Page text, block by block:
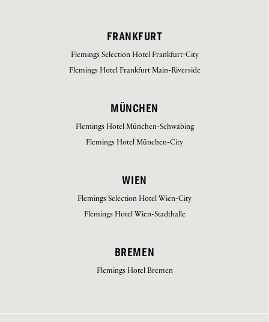
FRANKFURT
Flemings Selection Hotel Frankfurt-City
Flemings Hotel Frankfurt Main-Riverside
MÜNCHEN
Flemings Hotel München-Schwabing
Flemings Hotel München-City
WIEN
Flemings Selection Hotel Wien-City
Flemings Hotel Wien-Stadthalle
BREMEN
Flemings Hotel Bremen